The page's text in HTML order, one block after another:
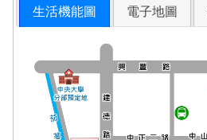
生活機能圖 電子地圖